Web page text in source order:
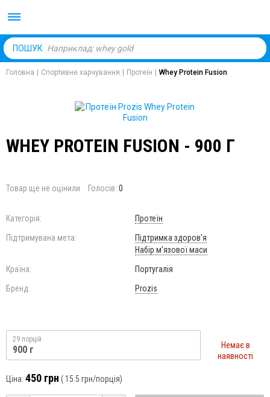
ПОШУК
Головна Спортивне харчування Протеїн Whey Protein Fusion
WHEY PROTEIN FUSION - 900 Г
Товар ще не оцінили Голосів: 0
Категорія:
Протеїн
Підтримувана мета:
Підтримка здоров'я
Набір м'язової маси
Країна:
Португалія
Бренд:
Prozis
29 порцій
900 г
Немає в
наявності
Ціна: 450 грн ( 15.5 грн/порція)